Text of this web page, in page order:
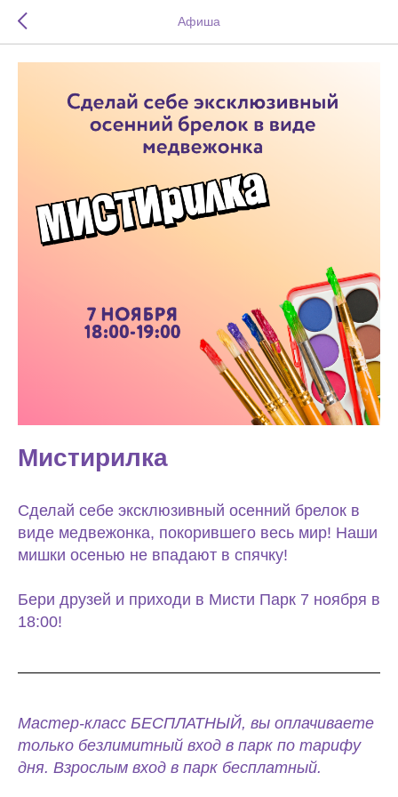
Афиша
Мистирилка
Сделай себе эксклюзивный осенний брелок в
виде медвежонка, покорившего весь мир! Наши
мишки осенью не впадают в спячку!
Бери друзей и приходи в Мисти Парк 7 ноября в
18:00!
Мастер-класс БЕСПЛАТНЫЙ, вы оплачиваете
только безлимитный вход в парк по тарифу
дня. Взрослым вход в парк бесплатный.